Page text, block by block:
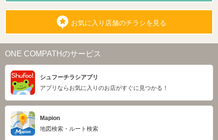
お気に入り店舗のチラシを見る
ONE COMPATHのサービス
シュフーチラシアプリ
アプリならお気に入りのお店がすぐに見つかる！
Mapion
地図検索・ルート検索